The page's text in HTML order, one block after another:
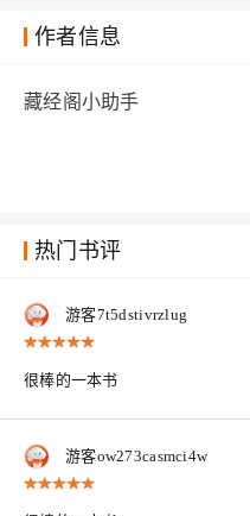
作者信息
藏经阁小助手
热门书评
游客7t5dstivrzlug
很棒的一本书
游客ow273casmci4w